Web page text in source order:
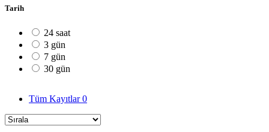
Tarih
24 saat
3 gün
7 gün
30 gün
Tüm Kayıtlar0